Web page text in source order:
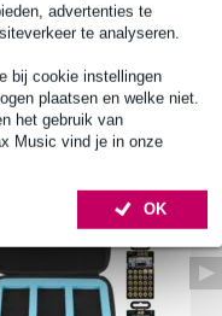
advertenties te
te analyseren.
bij cookie instellingen
plaatsen en welke niet.
het gebruik van
Music vind je in onze
OK